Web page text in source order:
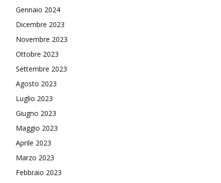
Gennaio 2024
Dicembre 2023
Novembre 2023
Ottobre 2023
Settembre 2023
Agosto 2023
Luglio 2023
Giugno 2023
Maggio 2023
Aprile 2023
Marzo 2023
Febbraio 2023